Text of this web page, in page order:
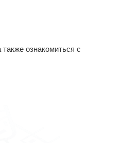
ознакомиться с